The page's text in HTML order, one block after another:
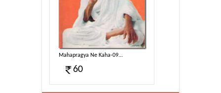
Mahapragya Ne Kaha-09...
60